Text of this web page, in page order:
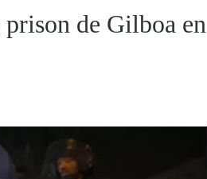
de Gilboa en